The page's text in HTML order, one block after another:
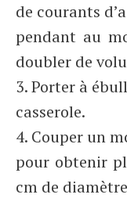
de courants
pendant au
doubler de
3. Porter à
casserole.
4. Couper un
pour obtenir
cm de